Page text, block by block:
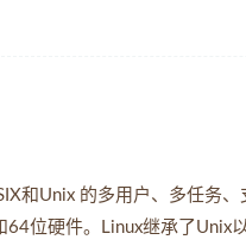
和Unix 的多用户、多任务、
位硬件。Linux继承了Unix